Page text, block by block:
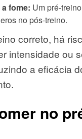
fome: Um pré-
no pós-treino.
correto, há
intensidade ou
a eficácia
no